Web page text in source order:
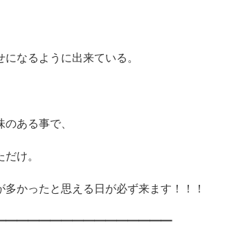
なるように出来ている。
ある事で、
け。
かったと思える日が必ず来ます！！！